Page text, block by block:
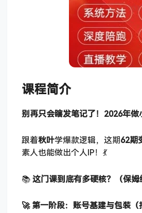
课程简介
别再只会瞎发笔记了！2026年
跟着秋叶学爆款逻辑，这期62期
素人也能做出个人IP！💃
📚 这门课到底有多硬核？（保姆
🚀 第一阶段：账号基建与包装（